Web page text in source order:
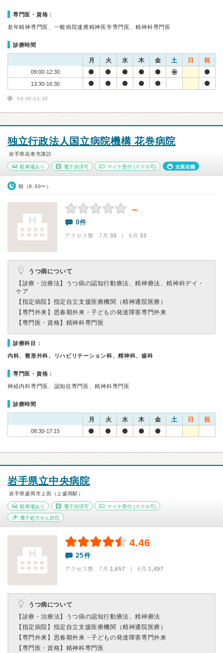
専門医・資格：
老年精神専門医、一般病院連携精神医学専門医、精神科専門医
診療時間
月 火 水 木 金 土 日 祝
09:00-12:30
13:30-16:30
09:00-11:30
独立行政法人国立病院機構 花巻病院
岩手県花巻市諏訪
駐車場あり 電子決済可 マイナ受付 (スマホ可) 女医在籍
朝（8:30〜）
－
0件
アクセス数 7月:35 | 6月:33
うつ病について
【診療・治療法】
うつ病の認知行動療法、精神療法、精神科デイ・
ケア
【指定病院】 指定自立支援医療機関（精神通院医療）
【専門外来】 思春期外来・子どもの発達障害専門外来
【専門医・資格】 精神科専門医
診療科目：
内科、整形外科、リハビリテーション科、精神科、歯科
専門医・資格：
神経内科専門医、認知症専門医、精神科専門医
診療時間
月 火 水 木 金 土 日 祝
08:30-17:15
岩手県立中央病院
岩手県盛岡市上田（上盛岡駅）
駐車場あり 電子決済可 マイナ受付 (スマホ可)
電子処方せん対応
4.46
25件
アクセス数 7月:1,657 | 6月:1,697
うつ病について
【診療・治療法】
うつ病の認知行動療法、精神療法
【指定病院】 指定自立支援医療機関（精神通院医療）
【専門外来】 思春期外来・子どもの発達障害専門外来
【専門医・資格】 精神科専門医